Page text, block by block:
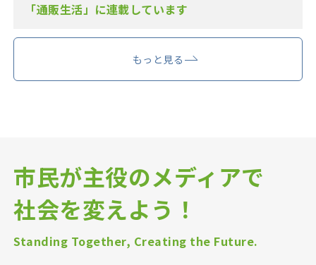
「通販生活」に連載しています
もっと見る
市民が主役のメディアで
社会を変えよう！
Standing Together, Creating the Future.